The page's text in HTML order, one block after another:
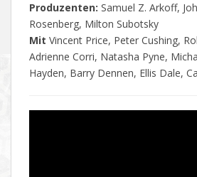
Produzenten: Samuel Z. Arkoff,
Rosenberg, Milton Subotsky
Mit Vincent Price, Peter Cushing,
Adrienne Corri, Natasha Pyne,
Hayden, Barry Dennen, Ellis Dale,